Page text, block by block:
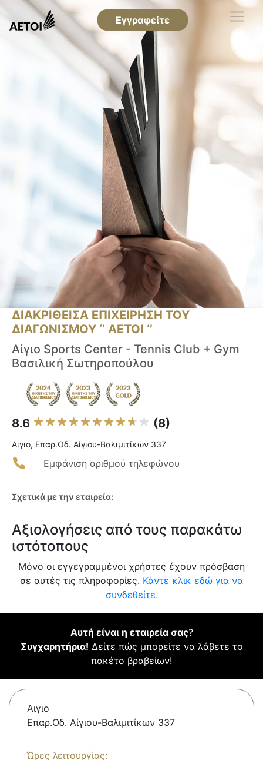
Εγγραφείτε
ΔΙΑΚΡΙΘΕΙΣΑ ΕΠΙΧΕΙΡΗΣΗ ΤΟΥ
ΔΙΑΓΩΝΙΣΜΟΥ ‘’ ΑΕΤΟΙ ‘’
Αίγιο Sports Center - Tennis Club + Gym
Βασιλική Σωτηροπούλου
8.6 (8)
Αιγιο, Επαρ.Οδ. Αίγιου-Βαλιμιτίκων 337
Εμφάνιση αριθμού τηλεφώνου
Σχετικά με την εταιρεία:
Αξιολογήσεις από τους παρακάτω
ιστότοπους
Μόνο οι εγγεγραμμένοι χρήστες έχουν πρόσβαση
σε αυτές τις πληροφορίες. Κάντε κλικ εδώ για να
συνδεθείτε.
Αυτή είναι η εταιρεία σας?
Συγχαρητήρια! Δείτε πώς μπορείτε να λάβετε το
πακέτο βραβείων!
Αιγιο
Επαρ.Οδ. Αίγιου-Βαλιμιτίκων 337
Ώρες λειτουργίας: